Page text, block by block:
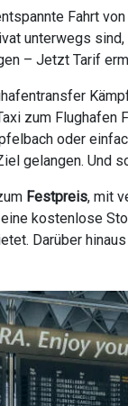
Fahrt von
unterwegs
– Jetzt Tarif
zum
oder
gelangen. Und
Festpreis, mit
kostenlose
Darüber